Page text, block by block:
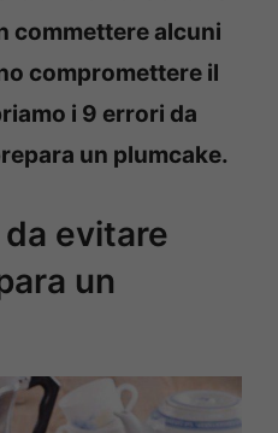
commettere alcuni
compromettere il
i 9 errori da
un plumcake.
evitare
un